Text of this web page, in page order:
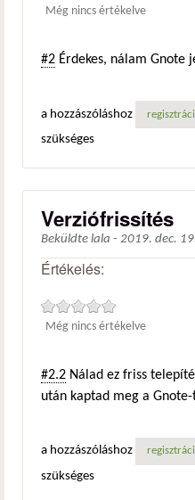
Még nincs értékelve
#2 Érdekes, nálam Gnote
a hozzászóláshoz
szükséges
Verziófrissítés
Beküldte lala - 2019. dec.
Értékelés:
Még nincs értékelve
#2.2 Nálad ez friss
után kaptad meg a Gnote-
a hozzászóláshoz
szükséges